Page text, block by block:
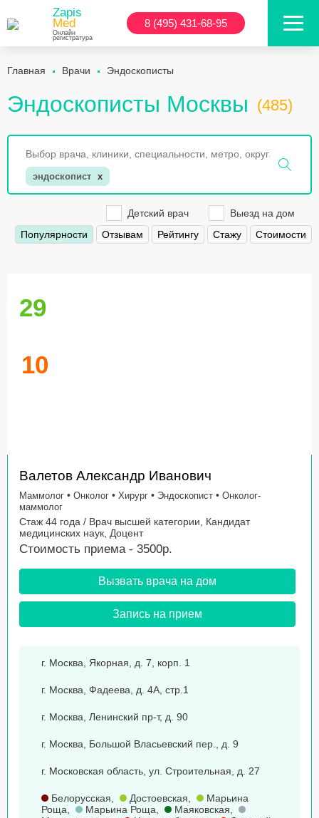
Zapis
Med
Онлайн
регистратура
8 (495) 431-68-95
Главная Врачи Эндоскописты
Эндоскописты Москвы (485)
эндоскопист x
Детский врач
Выезд на дом
Популярности
Отзывам Рейтингу Стажу Стоимости
29
10
Валетов Александр Иванович
Маммолог • Онколог • Хирург • Эндоскопист • Онколог-
маммолог
Стаж 44 года / Врач высшей категории, Кандидат
медицинских наук, Доцент
Стоимость приема - 3500р.
Вызвать врача на дом
Запись на прием
г. Москва, Якорная, д. 7, корп. 1
г. Москва, Фадеева, д. 4А, стр.1
г. Москва, Ленинский пр-т, д. 90
г. Москва, Большой Власьевский пер., д. 9
г. Московская область, ул. Строительная, д. 27
Белорусская, Достоевская,
Марьина
Роща, Марьина Роща, Маяковская,